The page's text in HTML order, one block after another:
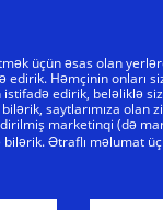
üçün əsas olan
edirik. Həmçinin onları
edirik, beləliklə
saytlarımıza olan
marketinqi (də
bilərik. Ətraflı məlumat